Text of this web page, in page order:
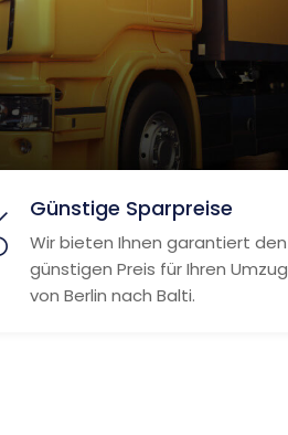
Günstige Sparpreise
Wir bieten Ihnen garantiert den
günstigen Preis für Ihren Umzug
von Berlin nach Balti.